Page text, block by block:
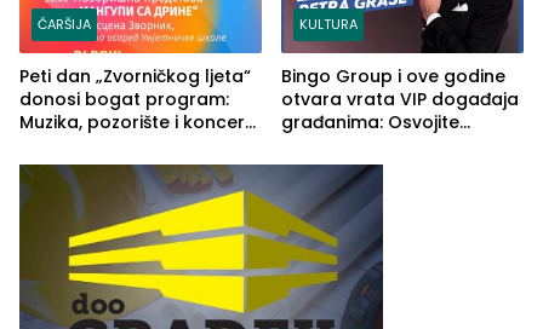
ČARŠIJA
Peti dan „Zvorničkog ljeta“
donosi bogat program:
Muzika, pozorište i koncert
KULTURA
Bingo Group i ove godine
otvara vrata VIP događaja
građanima: Osvojite
Graše